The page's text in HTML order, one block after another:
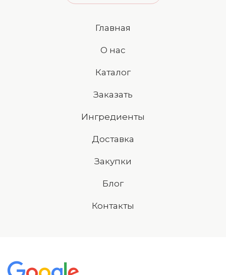
Главная
О нас
Каталог
Заказать
Ингредиенты
Доставка
Закупки
Блог
Контакты